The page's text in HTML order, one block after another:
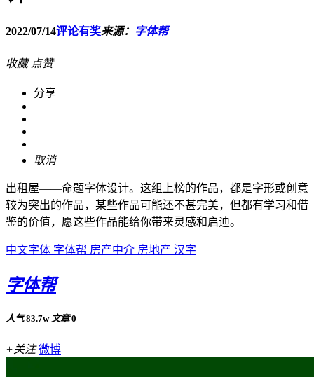
2022/07/14评论有奖来源： 字体帮
收藏 点赞
分享
取消
出租屋——命题字体设计。这组上榜的作品，都是字形或创意
较为突出的作品，某些作品可能还不甚完美，但都有学习和借
鉴的价值，愿这些作品能给你带来灵感和启迪。
中文字体 字体帮 房产中介 房地产 汉字
字体帮
人气 83.7w 文章 0
+关注 微博